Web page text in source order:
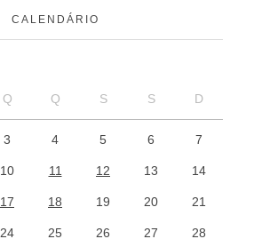
CALENDÁRIO
Q Q S S D
3 4 5 6 7
10 11 12 13 14
17 18 19 20 21
24 25 26 27 28